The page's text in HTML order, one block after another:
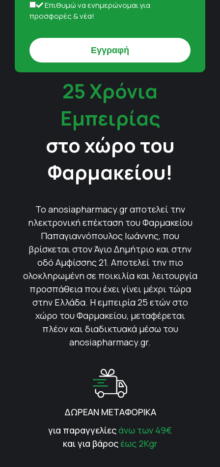
Επιθυμώ να ενημερώνομαι για
προσφορές & νέα!
25 Χρόνια
Εμπειρίας
στο χώρο του
Φαρμακείου!
Το anosiapharmacy.gr αποτελεί την
ηλεκτρονική επέκταση του Φαρμακείου
Παπαγιαννόπουλος Ιωάννης, που
βρίσκεται στον Άγιο Δημήτριο και στην
οδό Αμφίσσης 21. Αποτελεί την πιο
ολοκληρωμένη σε ποικιλία και λειτουργία
προσπάθεια που έχει γίνει μέχρι τώρα
στην Ελλάδα. Η εμπειρία 25 ετών στο
χώρο του Φαρμακείου, μεταφέρεται
πλέον και διαδικτυακά μέσω του
anosiapharmacy.gr.
ΔΩΡΕΑΝ ΜΕΤΑΦΟΡΙΚΑ
για παραγγελίες άνω των 49€
και για βάρος έως 2Kgr